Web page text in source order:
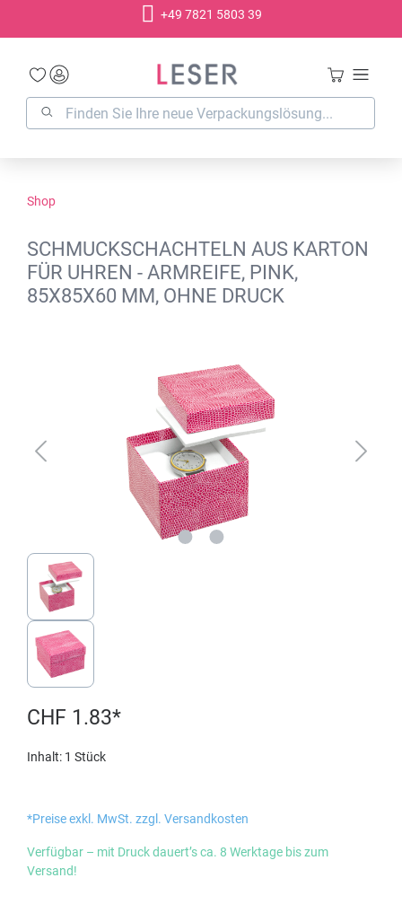
+49 7821 5803 39
Shop
SCHMUCKSCHACHTELN AUS KARTON
FÜR UHREN - ARMREIFE, PINK,
85X85X60 MM, OHNE DRUCK
CHF 1.83*
Inhalt: 1 Stück
*Preise exkl. MwSt. zzgl. Versandkosten
Verfügbar – mit Druck dauert’s ca. 8 Werktage bis zum
Versand!